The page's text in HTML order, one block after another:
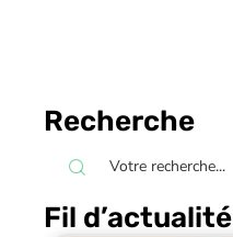
Recherche
Fil d’actualité